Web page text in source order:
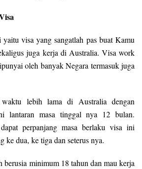
visa yang sangatlah pas buat Kamu
juga kerja di Australia. Visa work
oleh banyak Negara termasuk juga
lebih lama di Australia dengan
lantaran masa tinggal nya 12 bulan.
perpanjang masa berlaku visa ini
ke dua, ke tiga dan seterus nya.
minimum 18 tahun dan mau kerja